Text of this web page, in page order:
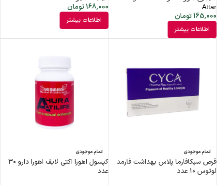
Attar
165,000تومان
اطلاعات بیشتر
168,000تومان
اطلاعات بیشتر
اتمام موجودی
قرص سیکافارما پلاس بهداشت فارمد
لوتوس ۱۰ عدد
اتمام موجودی
کپسول اهورا اکتی لایف اهورا دارو ۳۰
عدد